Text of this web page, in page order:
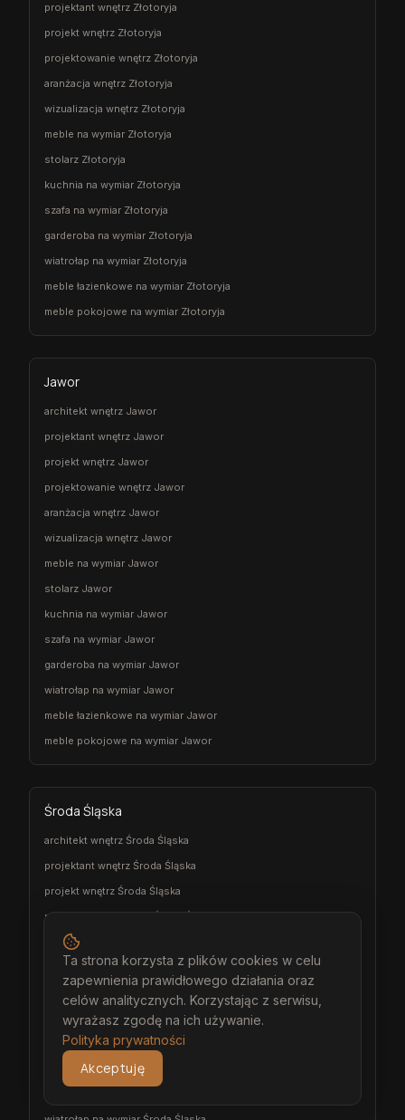
projektant wnętrz Złotoryja
projekt wnętrz Złotoryja
projektowanie wnętrz Złotoryja
aranżacja wnętrz Złotoryja
wizualizacja wnętrz Złotoryja
meble na wymiar Złotoryja
stolarz Złotoryja
kuchnia na wymiar Złotoryja
szafa na wymiar Złotoryja
garderoba na wymiar Złotoryja
wiatrołap na wymiar Złotoryja
meble łazienkowe na wymiar Złotoryja
meble pokojowe na wymiar Złotoryja
Jawor
architekt wnętrz Jawor
projektant wnętrz Jawor
projekt wnętrz Jawor
projektowanie wnętrz Jawor
aranżacja wnętrz Jawor
wizualizacja wnętrz Jawor
meble na wymiar Jawor
stolarz Jawor
kuchnia na wymiar Jawor
szafa na wymiar Jawor
garderoba na wymiar Jawor
wiatrołap na wymiar Jawor
meble łazienkowe na wymiar Jawor
meble pokojowe na wymiar Jawor
Środa Śląska
architekt wnętrz Środa Śląska
projektant wnętrz Środa Śląska
projekt wnętrz Środa Śląska
projektowanie wnętrz Środa Śląska
aranżacja wnętrz Środa Śląska
wizualizacja wnętrz Środa Śląska
meble na wymiar Środa Śląska
stolarz Środa Śląska
kuchnia na wymiar Środa Śląska
szafa na wymiar Środa Śląska
Ta strona korzysta z plików cookies w celu
zapewnienia prawidłowego działania oraz
celów analitycznych. Korzystając z serwisu,
wyrażasz zgodę na ich używanie.
Polityka prywatności
Akceptuję